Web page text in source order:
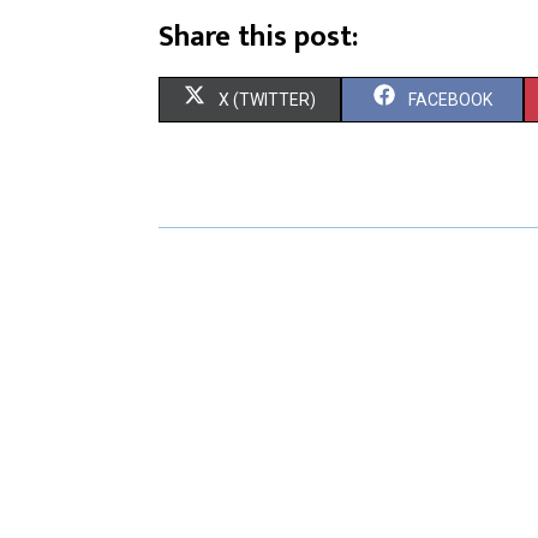
Share this post:
X (TWITTER) FACEBOOK